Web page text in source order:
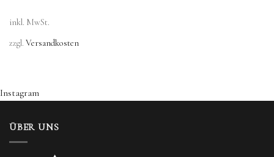
inkl. MwSt.
zzgl. Versandkosten
Instagram
ÜBER UNS